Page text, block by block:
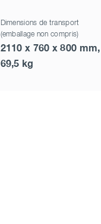
Dimensions de transport
(emballage non compris)
2110 x 760 x 800 mm,
69,5 kg